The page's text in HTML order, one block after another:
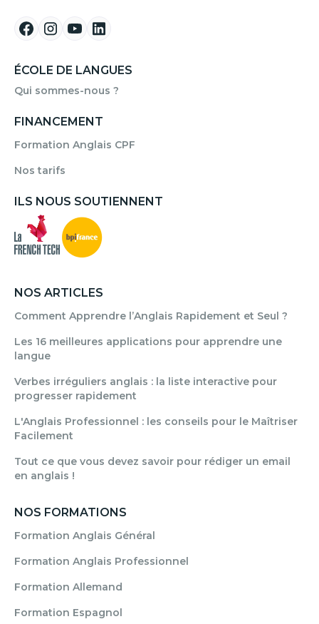
ÉCOLE DE LANGUES
Qui sommes-nous ?
FINANCEMENT
Formation Anglais CPF
Nos tarifs
ILS NOUS SOUTIENNENT
NOS ARTICLES
Comment Apprendre l’Anglais Rapidement et Seul ?
Les 16 meilleures applications pour apprendre une
langue
Verbes irréguliers anglais : la liste interactive pour
progresser rapidement
L'Anglais Professionnel : les conseils pour le Maîtriser
Facilement
Tout ce que vous devez savoir pour rédiger un email
en anglais !
NOS FORMATIONS
Formation Anglais Général
Formation Anglais Professionnel
Formation Allemand
Formation Espagnol